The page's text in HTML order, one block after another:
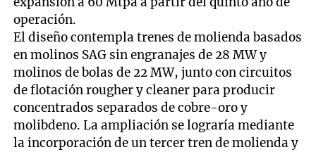
operación.
El diseño contempla trenes de molienda basados
en molinos SAG sin engranajes de 28 MW y
molinos de bolas de 22 MW, junto con circuitos
de flotación rougher y cleaner para producir
concentrados separados de cobre-oro y
molibdeno. La ampliación se lograría mediante
la incorporación de un tercer tren de molienda y